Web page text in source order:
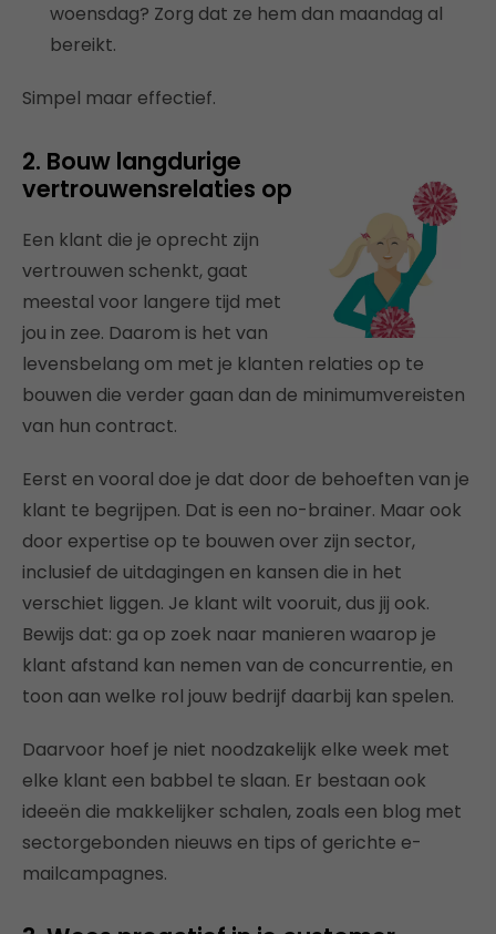
woensdag? Zorg dat ze hem dan maandag al
bereikt.
Simpel maar effectief.
2. Bouw langdurige
vertrouwensrelaties op
Een klant die je oprecht zijn
vertrouwen schenkt, gaat
meestal voor langere tijd met
jou in zee. Daarom is het van
levensbelang om met je klanten relaties op te
bouwen die verder gaan dan de minimumvereisten
van hun contract.
Eerst en vooral doe je dat door de behoeften van je
klant te begrijpen. Dat is een no-brainer. Maar ook
door expertise op te bouwen over zijn sector,
inclusief de uitdagingen en kansen die in het
verschiet liggen. Je klant wilt vooruit, dus jij ook.
Bewijs dat: ga op zoek naar manieren waarop je
klant afstand kan nemen van de concurrentie, en
toon aan welke rol jouw bedrijf daarbij kan spelen.
Daarvoor hoef je niet noodzakelijk elke week met
elke klant een babbel te slaan. Er bestaan ook
ideeën die makkelijker schalen, zoals een blog met
sectorgebonden nieuws en tips of gerichte e-
mailcampagnes.